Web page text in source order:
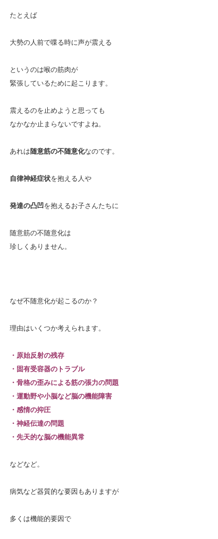
たとえば
大勢の人前で喋る時に声が震える
というのは喉の筋肉が
緊張しているために起こります。
震えるのを止めようと思っても
なかなか止まらないですよね。
あれは随意筋の不随意化なのです。
自律神経症状を抱える人や
発達の凸凹を抱えるお子さんたちに
随意筋の不随意化は
珍しくありません。
なぜ不随意化が起こるのか？
理由はいくつか考えられます。
・原始反射の残存
・固有受容器のトラブル
・骨格の歪みによる筋の張力の問題
・運動野や小脳など脳の機能障害
・感情の抑圧
・神経伝達の問題
・先天的な脳の機能異常
などなど。
病気など器質的な要因もありますが
多くは機能的要因で